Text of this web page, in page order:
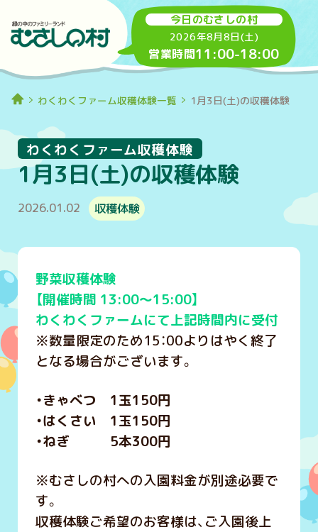
今日のむさしの村
2026年8月8日(土)
営業時間11:00-18:00
わくわくファーム収穫体験一覧 1月3日(土)の収穫体験
1月3日(土)の収穫体験
わくわくファーム収穫体験
2026.01.02 収穫体験
野菜収穫体験
【開催時間 13:00～15:00】
わくわくファームにて上記時間内に受付
※数量限定のため15：00よりはやく終了
となる場合がございます。
・きゃべつ 1玉150円
・はくさい 1玉150円
・ねぎ 5本300円
※むさしの村への入園料金が別途必要で
す。
収穫体験ご希望のお客様は、ご入園後上